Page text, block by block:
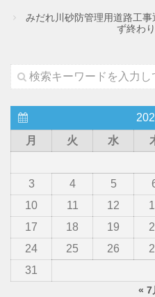
みだれ川砂防管理用道路工
ず終わ
月
火 水
3
4 5
10
11 12
17
18 19
24
25 26
31
« 7